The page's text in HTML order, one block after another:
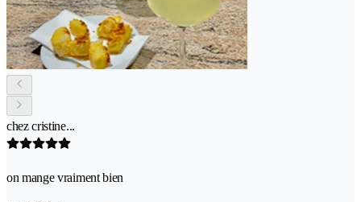
chez cristine...
on mange vraiment bien